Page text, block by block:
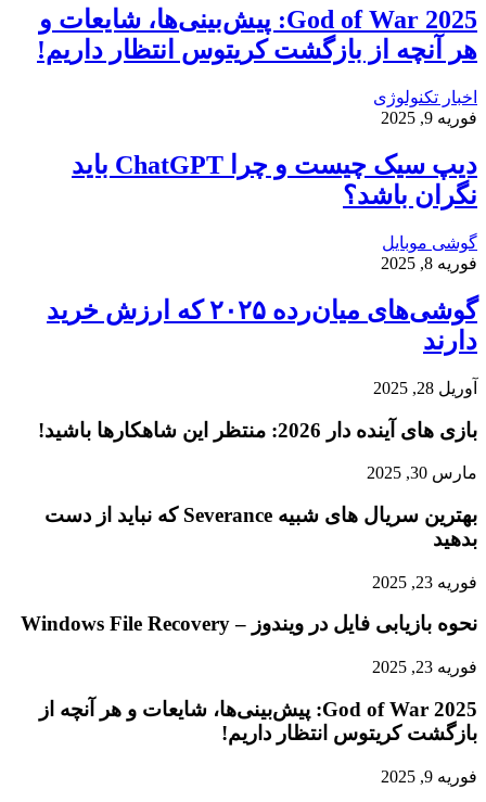
God of War 2025: پیش‌بینی‌ها، شایعات و
هر آنچه از بازگشت کریتوس انتظار داریم!
اخبار تکنولوژی
فوریه 9, 2025
دیپ سیک چیست و چرا ChatGPT باید
نگران باشد؟
گوشی موبایل
فوریه 8, 2025
گوشی‌های میان‌رده ۲۰۲۵ که ارزش خرید
دارند
آوریل 28, 2025
بازی‌ های آینده دار 2026: منتظر این شاهکارها باشید!
مارس 30, 2025
بهترین سریال های شبیه Severance که نباید از دست
بدهید
فوریه 23, 2025
نحوه بازیابی فایل در ویندوز – Windows File Recovery
فوریه 23, 2025
God of War 2025: پیش‌بینی‌ها، شایعات و هر آنچه از
بازگشت کریتوس انتظار داریم!
فوریه 9, 2025